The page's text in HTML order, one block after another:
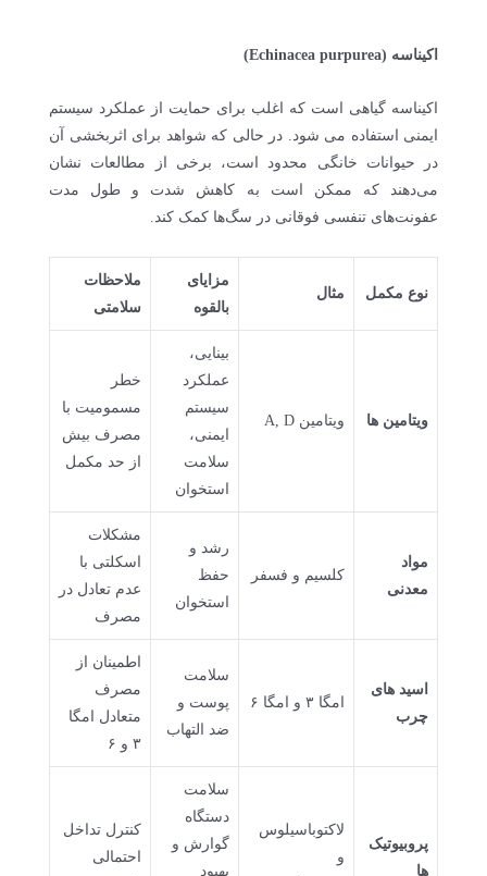
اکیناسه (Echinacea purpurea)
اکیناسه گیاهی است که اغلب برای حمایت از عملکرد سیستم
ایمنی استفاده می شود. در حالی که شواهد برای اثربخشی آن
در حیوانات خانگی محدود است، برخی از مطالعات نشان
می‌دهند که ممکن است به کاهش شدت و طول مدت
عفونت‌های تنفسی فوقانی در سگ‌ها کمک کند.
نوع مکمل مثال
مزایای
بالقوه
ملاحظات
سلامتی
ویتامین ها ویتامین A, D
بینایی،
عملکرد
سیستم
ایمنی،
سلامت
استخوان
خطر
مسمومیت با
مصرف بیش
از حد مکمل
مواد
معدنی
کلسیم و فسفر
رشد و
حفظ
استخوان
مشکلات
اسکلتی با
عدم تعادل در
مصرف
اسید های
چرب
امگا ۳ و امگا ۶
سلامت
پوست و
ضد التهاب
اطمینان از
مصرف
متعادل امگا
۳ و ۶
پروبیوتیک
ها
لاکتوباسیلوس
و
سلامت
دستگاه
گوارش و
بهبود
کنترل تداخل
احتمالی